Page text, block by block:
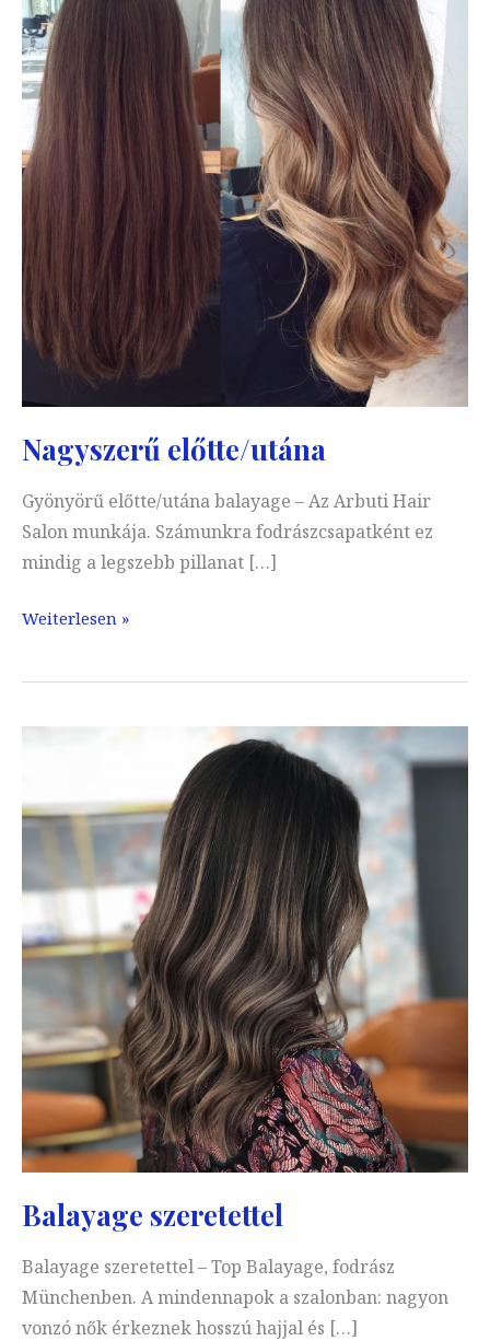
Nagyszerű előtte/utána
Gyönyörű előtte/utána balayage – Az Arbuti Hair
Salon munkája. Számunkra fodrászcsapatként ez
mindig a legszebb pillanat […]
Nagyszerű
Weiterlesen »
Balayage szeretettel
Balayage szeretettel – Top Balayage, fodrász
Münchenben. A mindennapok a szalonban: nagyon
vonzó nők érkeznek hosszú hajjal és […]